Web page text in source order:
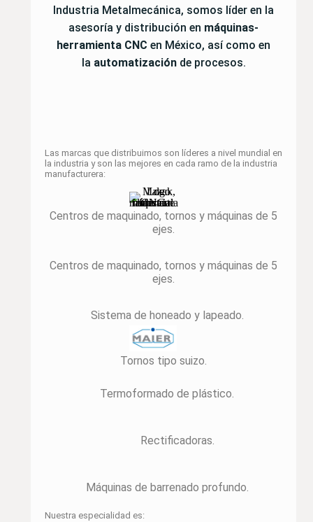
Industria Metalmecánica, somos líder en la
asesoría y distribución en máquinas-
herramienta CNC en México, así como en
la automatizaciónde procesos.
Las marcas que distribuimos son líderes a nivel mundial en
la industria y son las mejores en cada ramo de la industria
manufacturera:
Centros de maquinado, tornos y máquinas de 5
ejes.
Centros de maquinado, tornos y máquinas de 5
ejes.
Sistema de honeado y lapeado.
Tornos tipo suizo.
Termoformado de plástico.
Rectificadoras.
Máquinas de barrenado profundo.
Nuestra especialidad es: